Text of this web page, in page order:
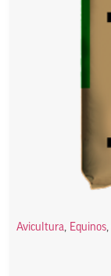
Avicultura, Equinos,